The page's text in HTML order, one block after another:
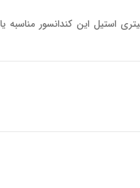
عرض ادب ..برای دیگه 45 لیتری استیل این کندانسور مناسبه یا